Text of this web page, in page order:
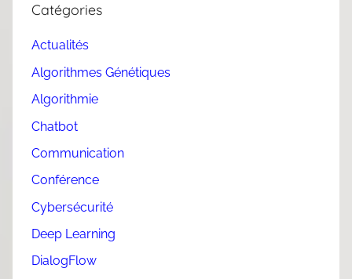
Catégories
Actualités
Algorithmes Génétiques
Algorithmie
Chatbot
Communication
Conférence
Cybersécurité
Deep Learning
DialogFlow